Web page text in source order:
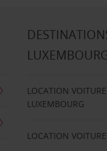
LOCATION
LUXEMBOURG
LOCATION